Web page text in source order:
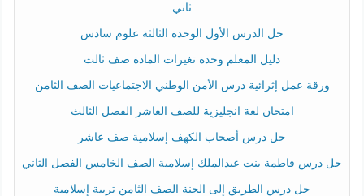
ثاني
حل الدرس الأول الوحدة الثالثة علوم سادس
دليل المعلم وحدة تغيرات المادة صف ثالث
ورقة عمل إثرائية درس الأمن الوطني الاجتماعيات الصف الثامن
امتحان لغة انجليزية للصف العاشر الفصل الثالث
حل درس أصحاب الكهف إسلامية صف عاشر
حل درس فاطمة بنت عبدالملك إسلامية الصف الخامس الفصل الثاني
حل درس الطريق إلى الجنة الصف الثامن تربية إسلامية